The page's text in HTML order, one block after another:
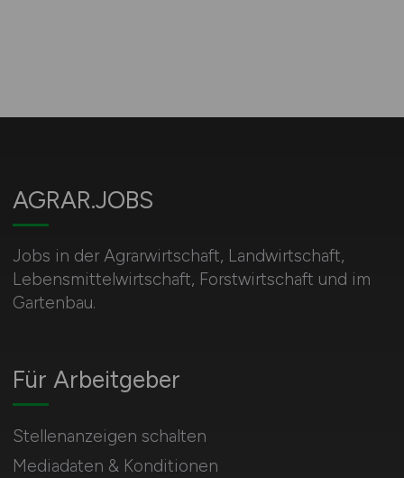
AGRAR.JOBS
Jobs in der Agrarwirtschaft, Landwirtschaft,
Lebensmittelwirtschaft, Forstwirtschaft und im
Gartenbau.
Für Arbeitgeber
Stellenanzeigen schalten
Mediadaten & Konditionen